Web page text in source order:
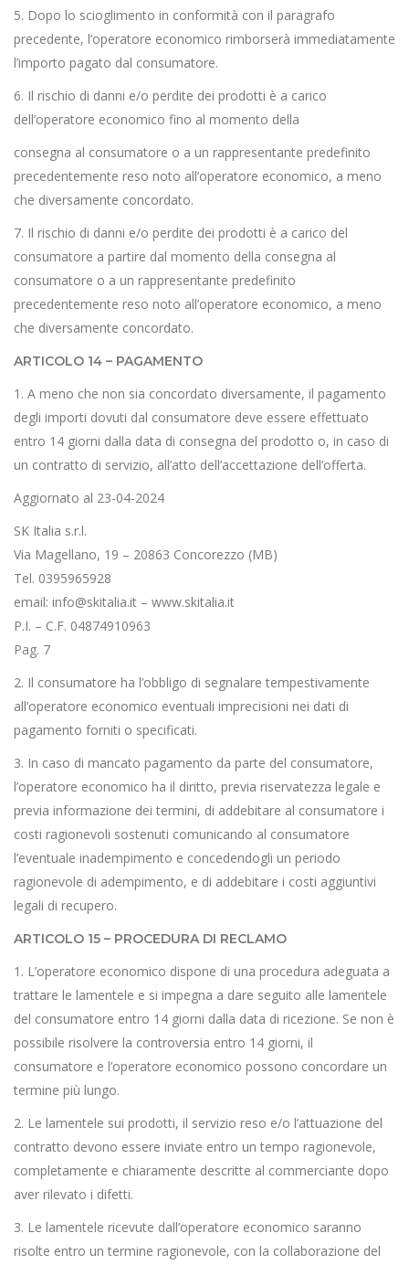
5. Dopo lo scioglimento in conformità con il paragrafo
precedente, l’operatore economico rimborserà immediatamente
l’importo pagato dal consumatore.
6. Il rischio di danni e/o perdite dei prodotti è a carico
dell’operatore economico fino al momento della
consegna al consumatore o a un rappresentante predefinito
precedentemente reso noto all’operatore economico, a meno
che diversamente concordato.
7. Il rischio di danni e/o perdite dei prodotti è a carico del
consumatore a partire dal momento della consegna al
consumatore o a un rappresentante predefinito
precedentemente reso noto all’operatore economico, a meno
che diversamente concordato.
ARTICOLO 14 – PAGAMENTO
1. A meno che non sia concordato diversamente, il pagamento
degli importi dovuti dal consumatore deve essere effettuato
entro 14 giorni dalla data di consegna del prodotto o, in caso di
un contratto di servizio, all’atto dell’accettazione dell’offerta.
Aggiornato al 23-04-2024
SK Italia s.r.l.
Via Magellano, 19 – 20863 Concorezzo (MB)
Tel. 0395965928
email: info@skitalia.it – www.skitalia.it
P.I. – C.F. 04874910963
Pag. 7
2. Il consumatore ha l’obbligo di segnalare tempestivamente
all’operatore economico eventuali imprecisioni nei dati di
pagamento forniti o specificati.
3. In caso di mancato pagamento da parte del consumatore,
l’operatore economico ha il diritto, previa riservatezza legale e
previa informazione dei termini, di addebitare al consumatore i
costi ragionevoli sostenuti comunicando al consumatore
l’eventuale inadempimento e concedendogli un periodo
ragionevole di adempimento, e di addebitare i costi aggiuntivi
legali di recupero.
ARTICOLO 15 – PROCEDURA DI RECLAMO
1. L’operatore economico dispone di una procedura adeguata a
trattare le lamentele e si impegna a dare seguito alle lamentele
del consumatore entro 14 giorni dalla data di ricezione. Se non è
possibile risolvere la controversia entro 14 giorni, il
consumatore e l’operatore economico possono concordare un
termine più lungo.
2. Le lamentele sui prodotti, il servizio reso e/o l’attuazione del
contratto devono essere inviate entro un tempo ragionevole,
completamente e chiaramente descritte al commerciante dopo
aver rilevato i difetti.
3. Le lamentele ricevute dall’operatore economico saranno
risolte entro un termine ragionevole, con la collaborazione del